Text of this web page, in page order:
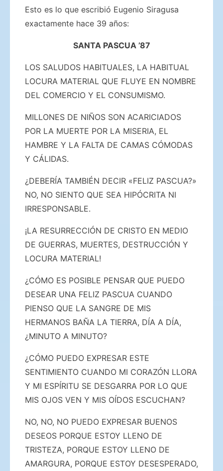
Esto es lo que escribió Eugenio Siragusa
exactamente hace 39 años:
SANTA PASCUA ’87
LOS SALUDOS HABITUALES, LA HABITUAL
LOCURA MATERIAL QUE FLUYE EN NOMBRE
DEL COMERCIO Y EL CONSUMISMO.
MILLONES DE NIÑOS SON ACARICIADOS
POR LA MUERTE POR LA MISERIA, EL
HAMBRE Y LA FALTA DE CAMAS CÓMODAS
Y CÁLIDAS.
¿DEBERÍA TAMBIÉN DECIR «FELIZ PASCUA?»
NO, NO SIENTO QUE SEA HIPÓCRITA NI
IRRESPONSABLE.
¡LA RESURRECCIÓN DE CRISTO EN MEDIO
DE GUERRAS, MUERTES, DESTRUCCIÓN Y
LOCURA MATERIAL!
¿CÓMO ES POSIBLE PENSAR QUE PUEDO
DESEAR UNA FELIZ PASCUA CUANDO
PIENSO QUE LA SANGRE DE MIS
HERMANOS BAÑA LA TIERRA, DÍA A DÍA,
¿MINUTO A MINUTO?
¿CÓMO PUEDO EXPRESAR ESTE
SENTIMIENTO CUANDO MI CORAZÓN LLORA
Y MI ESPÍRITU SE DESGARRA POR LO QUE
MIS OJOS VEN Y MIS OÍDOS ESCUCHAN?
NO, NO, NO PUEDO EXPRESAR BUENOS
DESEOS PORQUE ESTOY LLENO DE
TRISTEZA, PORQUE ESTOY LLENO DE
AMARGURA, PORQUE ESTOY DESESPERADO,